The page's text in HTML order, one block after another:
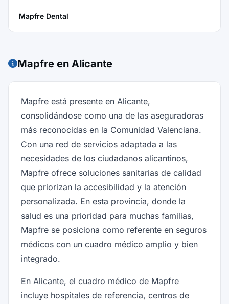
Mapfre Dental
Mapfre en Alicante
Mapfre está presente en Alicante,
consolidándose como una de las aseguradoras
más reconocidas en la Comunidad Valenciana.
Con una red de servicios adaptada a las
necesidades de los ciudadanos alicantinos,
Mapfre ofrece soluciones sanitarias de calidad
que priorizan la accesibilidad y la atención
personalizada. En esta provincia, donde la
salud es una prioridad para muchas familias,
Mapfre se posiciona como referente en seguros
médicos con un cuadro médico amplio y bien
integrado.
En Alicante, el cuadro médico de Mapfre
incluye hospitales de referencia, centros de